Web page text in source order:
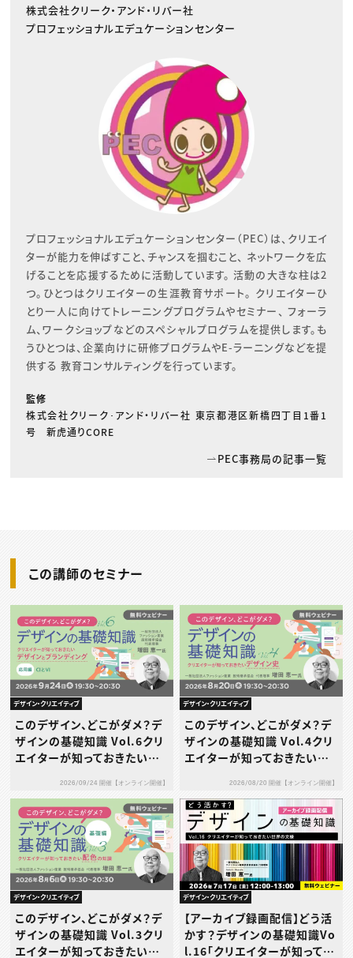
株式会社クリーク・アンド・リバー社
プロフェッショナルエデュケーションセンター
プロフェッショナルエデュケーションセンター（PEC）は、クリエイ
ターが能力を伸ばすこと、チャンスを掴むこと、 ネットワークを広
げることを応援するために活動しています。 活動の大きな柱は2
つ。ひとつはクリエイターの生涯教育サポート。 クリエイターひ
とり一人に向けてトレーニングプログラムやセミナー、 フォーラ
ム、ワークショップなどのスペシャルプログラムを提供します。も
うひとつは、企業向けに研修プログラムやE-ラーニングなどを提
供する 教育コンサルティングを行っています。
監修
株式会社クリーク･アンド・リバー社 東京都港区新橋四丁目1番1
号 新虎通りCORE
PEC事務局の記事一覧
この講師のセミナー
デザイン・クリエイティブ
このデザイン、どこがダメ？デ
ザインの基礎知識 Vol.6クリ
エイターが知っておきたいデ
編］～CIとVI～2026/09/24 開催【オンライン開催】
デザイン・クリエイティブ
このデザイン、どこがダメ？デ
ザインの基礎知識 Vol.4クリ
エイターが知っておきたいデ
2026/08/20 開催【オンライン開催】
デザイン・クリエイティブ
このデザイン、どこがダメ？デ
ザインの基礎知識 Vol.3クリ
エイターが知っておきたい配
デザイン・クリエイティブ
【アーカイブ録画配信】どう活
かす？デザインの基礎知識Vo
l.16「クリエイターが知ってお